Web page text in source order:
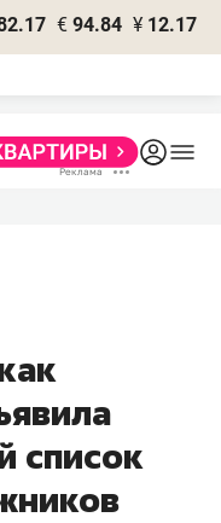
€ 94.84 ¥ 12.17
список